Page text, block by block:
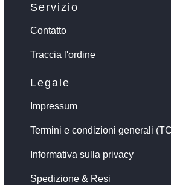
Servizio
Contatto
Traccia l'ordine
Legale
Impressum
Termini e condizioni generali
Informativa sulla privacy
Spedizione & Resi